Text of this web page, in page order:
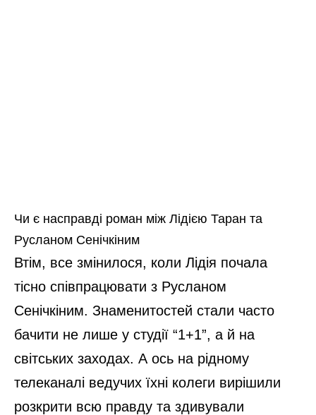
Чи є насправді роман між Лідією Таран та
Русланом Сенічкіним
Втім, все змінилося, коли Лідія почала
тісно співпрацювати з Русланом
Сенічкіним. Знаменитостей стали часто
бачити не лише у студії “1+1”, а й на
світських заходах. А ось на рідному
телеканалі ведучих їхні колеги вирішили
розкрити всю правду та здивували